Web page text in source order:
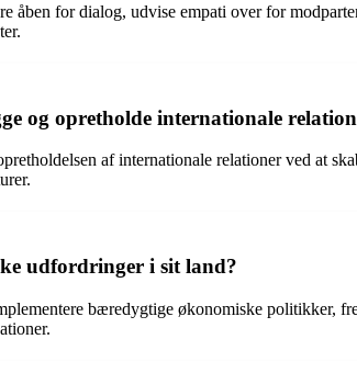
åben for dialog, udvise empati over for
og opretholde internationale
af internationale relationer ved at
udfordringer i sit land?
bæredygtige økonomiske